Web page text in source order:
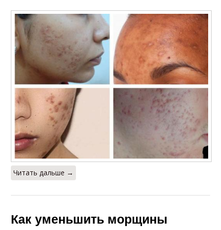
Читать дальше →
Как уменьшить морщины